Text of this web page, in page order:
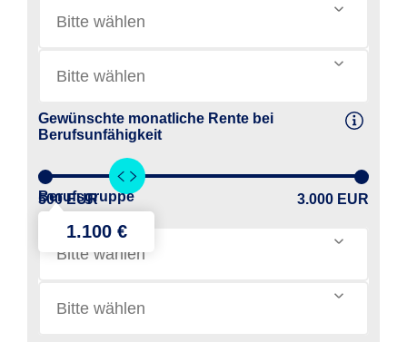
Bitte wählen
Bitte wählen
Gewünschte monatliche Rente bei
Berufsunfähigkeit
500 EUR 3.000 EUR
Berufsgruppe
Bitte wählen
Bitte wählen